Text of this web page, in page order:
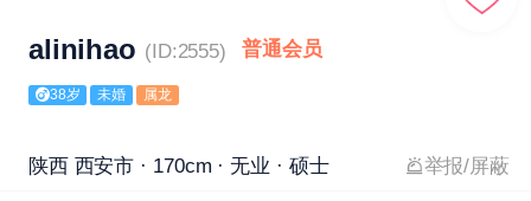
alinihao (ID:2555) 普通会员
38岁 未婚 属龙
陕西 西安市 · 170cm · 无业 · 硕士 举报/屏蔽